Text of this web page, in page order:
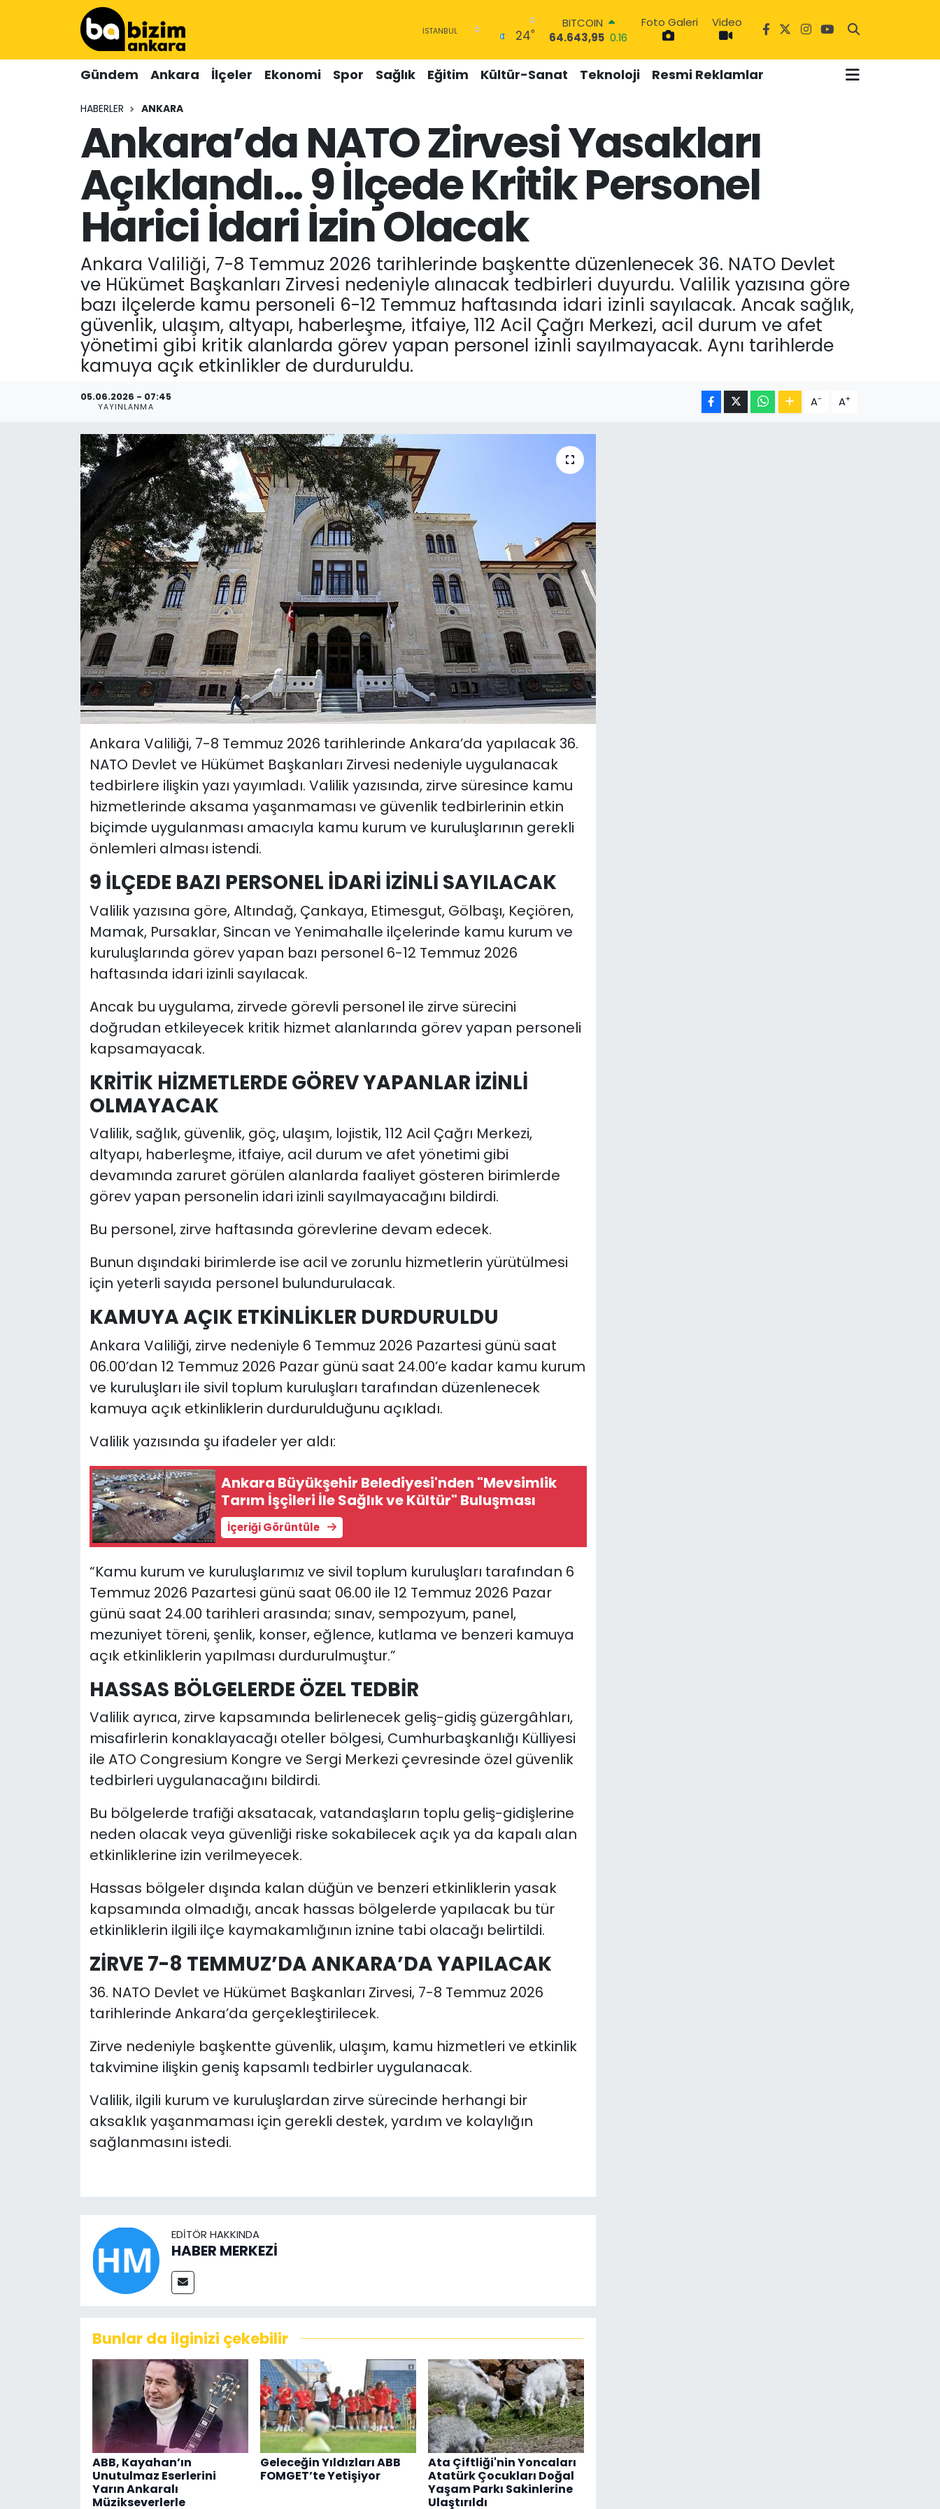
24°
DOLAR
47,6704 0
55,0406
-0.08
STERLİN
6500.87
BİST100
13.799
70
BITCOIN
64.643,95 0.16
Foto Galeri Video
Gündem Ankara İlçeler Ekonomi Spor Sağlık Eğitim Kültür-Sanat Teknoloji Resmi Reklamlar
HABERLER ANKARA
Ankara’da NATO Zirvesi Yasakları
Açıklandı... 9 İlçede Kritik Personel
Harici İdari İzin Olacak
Ankara Valiliği, 7-8 Temmuz 2026 tarihlerinde başkentte düzenlenecek 36. NATO Devlet
ve Hükümet Başkanları Zirvesi nedeniyle alınacak tedbirleri duyurdu. Valilik yazısına göre
bazı ilçelerde kamu personeli 6-12 Temmuz haftasında idari izinli sayılacak. Ancak sağlık,
güvenlik, ulaşım, altyapı, haberleşme, itfaiye, 112 Acil Çağrı Merkezi, acil durum ve afet
yönetimi gibi kritik alanlarda görev yapan personel izinli sayılmayacak. Aynı tarihlerde
kamuya açık etkinlikler de durduruldu.
05.06.2026 - 07:45
YAYINLANMA A- A+
Ankara Valiliği, 7-8 Temmuz 2026 tarihlerinde Ankara’da yapılacak 36.
NATO Devlet ve Hükümet Başkanları Zirvesi nedeniyle uygulanacak
tedbirlere ilişkin yazı yayımladı. Valilik yazısında, zirve süresince kamu
hizmetlerinde aksama yaşanmaması ve güvenlik tedbirlerinin etkin
biçimde uygulanması amacıyla kamu kurum ve kuruluşlarının gerekli
önlemleri alması istendi.
9 İLÇEDE BAZI PERSONEL İDARİ İZİNLİ SAYILACAK
Valilik yazısına göre, Altındağ, Çankaya, Etimesgut, Gölbaşı, Keçiören,
Mamak, Pursaklar, Sincan ve Yenimahalle ilçelerinde kamu kurum ve
kuruluşlarında görev yapan bazı personel 6-12 Temmuz 2026
haftasında idari izinli sayılacak.
Ancak bu uygulama, zirvede görevli personel ile zirve sürecini
doğrudan etkileyecek kritik hizmet alanlarında görev yapan personeli
kapsamayacak.
KRİTİK HİZMETLERDE GÖREV YAPANLAR İZİNLİ
OLMAYACAK
Valilik, sağlık, güvenlik, göç, ulaşım, lojistik, 112 Acil Çağrı Merkezi,
altyapı, haberleşme, itfaiye, acil durum ve afet yönetimi gibi
devamında zaruret görülen alanlarda faaliyet gösteren birimlerde
görev yapan personelin idari izinli sayılmayacağını bildirdi.
Bu personel, zirve haftasında görevlerine devam edecek.
Bunun dışındaki birimlerde ise acil ve zorunlu hizmetlerin yürütülmesi
için yeterli sayıda personel bulundurulacak.
KAMUYA AÇIK ETKİNLİKLER DURDURULDU
Ankara Valiliği, zirve nedeniyle 6 Temmuz 2026 Pazartesi günü saat
06.00’dan 12 Temmuz 2026 Pazar günü saat 24.00’e kadar kamu kurum
ve kuruluşları ile sivil toplum kuruluşları tarafından düzenlenecek
kamuya açık etkinliklerin durdurulduğunu açıkladı.
Valilik yazısında şu ifadeler yer aldı:
Ankara Büyükşehir Belediyesi'nden "Mevsimlik
Tarım İşçileri İle Sağlık ve Kültür" Buluşması
İçeriği Görüntüle
“Kamu kurum ve kuruluşlarımız ve sivil toplum kuruluşları tarafından 6
Temmuz 2026 Pazartesi günü saat 06.00 ile 12 Temmuz 2026 Pazar
günü saat 24.00 tarihleri arasında; sınav, sempozyum, panel,
mezuniyet töreni, şenlik, konser, eğlence, kutlama ve benzeri kamuya
açık etkinliklerin yapılması durdurulmuştur.”
HASSAS BÖLGELERDE ÖZEL TEDBİR
Valilik ayrıca, zirve kapsamında belirlenecek geliş-gidiş güzergâhları,
misafirlerin konaklayacağı oteller bölgesi, Cumhurbaşkanlığı Külliyesi
ile ATO Congresium Kongre ve Sergi Merkezi çevresinde özel güvenlik
tedbirleri uygulanacağını bildirdi.
Bu bölgelerde trafiği aksatacak, vatandaşların toplu geliş-gidişlerine
neden olacak veya güvenliği riske sokabilecek açık ya da kapalı alan
etkinliklerine izin verilmeyecek.
Hassas bölgeler dışında kalan düğün ve benzeri etkinliklerin yasak
kapsamında olmadığı, ancak hassas bölgelerde yapılacak bu tür
etkinliklerin ilgili ilçe kaymakamlığının iznine tabi olacağı belirtildi.
ZİRVE 7-8 TEMMUZ’DA ANKARA’DA YAPILACAK
36. NATO Devlet ve Hükümet Başkanları Zirvesi, 7-8 Temmuz 2026
tarihlerinde Ankara’da gerçekleştirilecek.
Zirve nedeniyle başkentte güvenlik, ulaşım, kamu hizmetleri ve etkinlik
takvimine ilişkin geniş kapsamlı tedbirler uygulanacak.
Valilik, ilgili kurum ve kuruluşlardan zirve sürecinde herhangi bir
aksaklık yaşanmaması için gerekli destek, yardım ve kolaylığın
sağlanmasını istedi.
EDITÖR HAKKINDA
HABER MERKEZİ
Bunlar da ilginizi çekebilir
ABB, Kayahan’ın
Unutulmaz Eserlerini
Yarın Ankaralı
Müzikseverlerle
Geleceğin Yıldızları ABB
FOMGET’te Yetişiyor
Ata Çiftliği'nin Yoncaları
Atatürk Çocukları Doğal
Yaşam Parkı Sakinlerine
Ulaştırıldı
Hava Durumu
Süper Lig Puan Durumu ve Fikstür
Tüm Manşetler
Son Dakika Haberleri
Haber Arşivi